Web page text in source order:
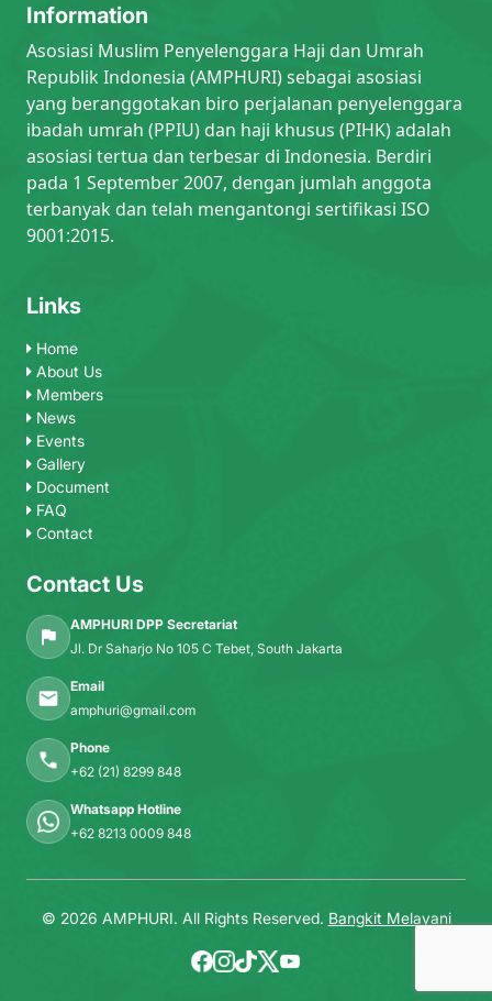
Information
Asosiasi Muslim Penyelenggara Haji dan Umrah
Republik Indonesia (AMPHURI) sebagai asosiasi
yang beranggotakan biro perjalanan penyelenggara
ibadah umrah (PPIU) dan haji khusus (PIHK) adalah
asosiasi tertua dan terbesar di Indonesia. Berdiri
pada 1 September 2007, dengan jumlah anggota
terbanyak dan telah mengantongi sertifikasi ISO
9001:2015.
Links
Home
About Us
Members
News
Events
Gallery
Document
FAQ
Contact
Contact Us
AMPHURI DPP Secretariat
Jl. Dr Saharjo No 105 C Tebet, South Jakarta
Email
amphuri@gmail.com
Phone
+62 (21) 8299 848
Whatsapp Hotline
+62 8213 0009 848
© 2026 AMPHURI. All Rights Reserved. Bangkit Melayani